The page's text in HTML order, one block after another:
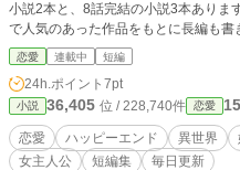
小説2本と、8話完結の小説3本あります
で人気のあった作品をもとに長編も
ていただけた作品にはコメントをいた
恋愛 連載中 短編
24h.ポイント 7pt
小説 36,405 位 / 228,740件 恋愛
恋愛 ハッピーエンド 異世界
女主人公
短編集 毎日更新